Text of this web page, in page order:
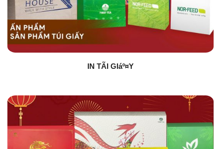
IN TÃI GIáº¤Y